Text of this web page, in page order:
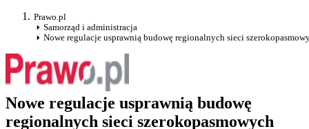
Prawo.pl
Samorząd i administracja
Nowe regulacje usprawnią budowę regionalnych sieci
Nowe regulacje usprawnią budowę
regionalnych sieci szerokopasmowych